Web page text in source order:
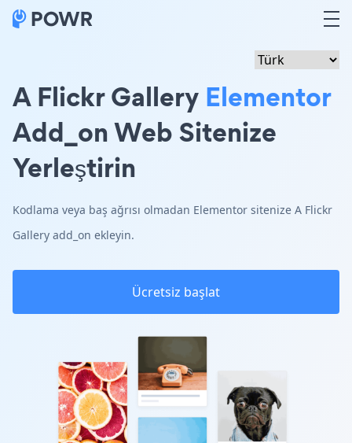
A Flickr Gallery Elementor
Add_on Web Sitenize
Yerleştirin
Kodlama veya baş ağrısı olmadan Elementor sitenize A Flickr
Gallery add_on ekleyin.
Ücretsiz başlat